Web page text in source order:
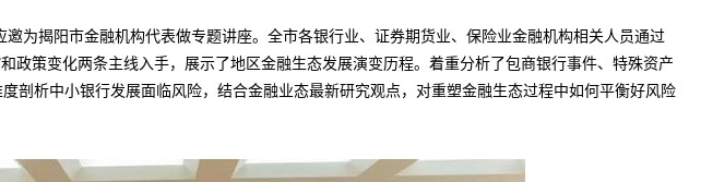
为揭阳市金融机构代表做专题讲座。全市各银行业、证券期货业、保险业金融机构相关人员通过
政策变化两条主线入手，展示了地区金融生态发展演变历程。着重分析了包商银行事件、特殊资产
剖析中小银行发展面临风险，结合金融业态最新研究观点，对重塑金融生态过程中如何平衡好风险